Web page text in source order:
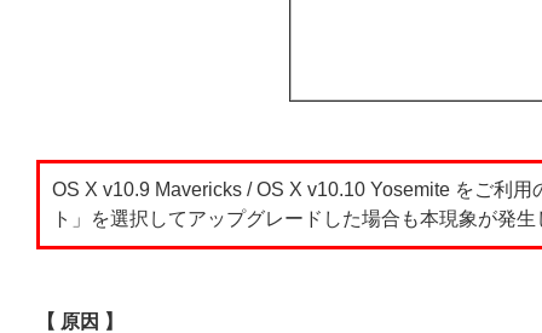
OS X v10.9 Mavericks / OS X v10.10 Yosemite をご利
ト」を選択してアップグレードした場合も本現象が発生
【 原因 】